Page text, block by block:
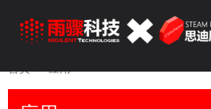
首页
应用